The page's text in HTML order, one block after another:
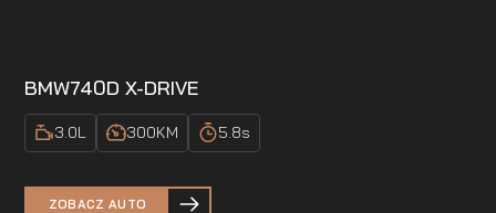
BMW740D X-DRIVE
3.0L 300KM 5.8s
ZOBACZ AUTO